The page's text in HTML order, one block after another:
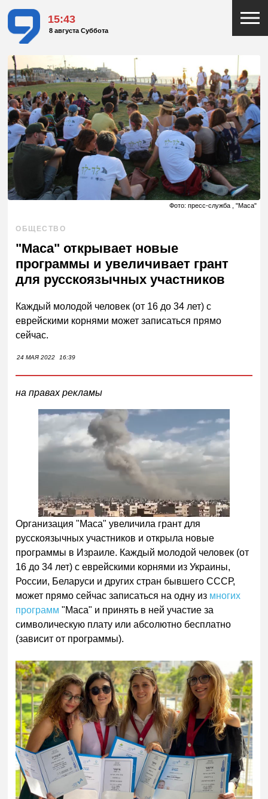
15:43
8 августа Суббота
Фото: пресс-служба , "Маса"
ОБЩЕСТВО
"Маса" открывает новые
программы и увеличивает грант
для русскоязычных участников
Каждый молодой человек (от 16 до 34 лет) с
еврейскими корнями может записаться прямо
сейчас.
24 МАЯ 2022 16:39
на правах рекламы
Организация "Маса" увеличила грант для
русскоязычных участников и открыла новые
программы в Израиле. Каждый молодой человек (от
16 до 34 лет) с еврейскими корнями из Украины,
России, Беларуси и других стран бывшего СССР,
может прямо сейчас записаться на одну из многих
программ "Маса" и принять в ней участие за
символическую плату или абсолютно бесплатно
(зависит от программы).